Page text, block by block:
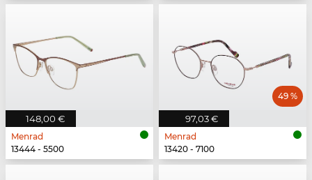
148,00 €
Menrad
13444 - 5500
97,03 €
49 %
Menrad
13420 - 7100